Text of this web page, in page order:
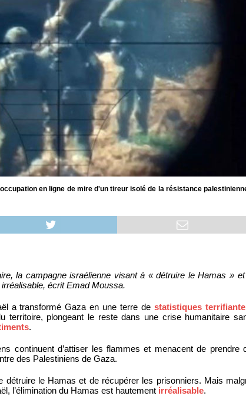
en ligne de mire d'un tireur isolé de la résistance
la campagne israélienne visant à « détruire le Hamas »
écrit Emad Moussa.
a transformé Gaza en une terre destatistiques
territoire, plongeant le reste dans une crise humanitaire
.
continuent d’attiser les flammes et menacent de prendre
des Palestiniens de Gaza.
détruire le Hamas et de récupérer les prisonniers. Mais
l’élimination du Hamas est hautement irréalisable.